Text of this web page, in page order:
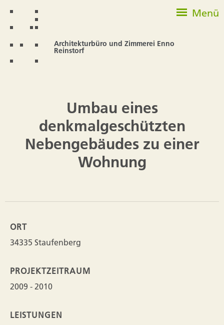
Architekturbüro und Zimmerei Enno
Reinstorf
Menü
Umbau eines
denkmalgeschützten
Nebengebäudes zu einer
Wohnung
ORT
34335 Staufenberg
PROJEKTZEITRAUM
2009 - 2010
LEISTUNGEN